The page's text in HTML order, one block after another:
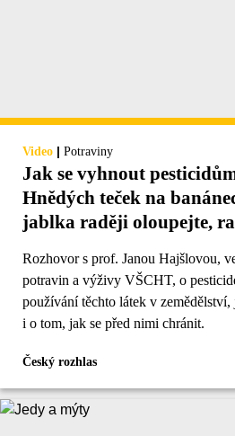
Video | Potraviny
Jak se vyhnout
Hnědých teček na
jablka raději oloupejte,
Rozhovor s prof. Janou Hajšlovou,
potravin a výživy VŠCHT, o
používání těchto látek v
i o tom, jak se před nimi chránit.
Český rozhlas